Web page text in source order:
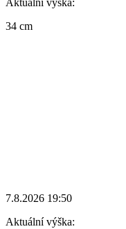
Aktuální výška:
34 cm
7.8.2026 19:50
Aktuální výška: